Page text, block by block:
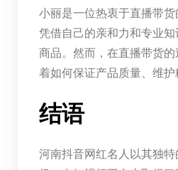
小丽是一位热衷于直播带
凭借自己的亲和力和专业
商品。然而，在直播带货
着如何保证产品质量、维护
结语
河南抖音网红名人以其独